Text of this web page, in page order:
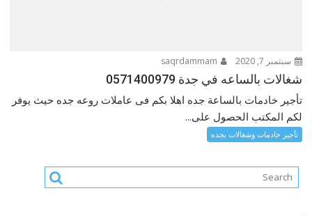
سبتمبر 7, 2020
شغالات بالساعه في جدة 0571400979
تأجير خادمات بالساعة جده اهلا بكم فى عاملات روعه جده حيث يوفر
لكم المكتب الحصول على...
تأجير خادمات وشغالات بجده